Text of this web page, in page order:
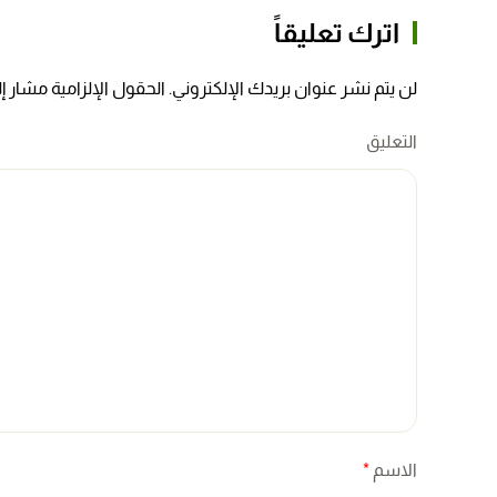
اترك تعليقاً
لن يتم نشر عنوان بريدك الإلكتروني. الحقول الإلزامية مشار
التعليق
الاسم *